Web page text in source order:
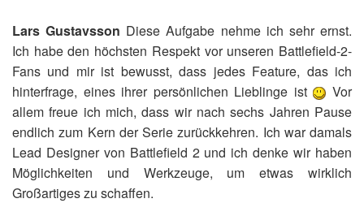
Lars Gustavsson Diese Aufgabe nehme ich sehr ernst.
Ich habe den höchsten Respekt vor unseren Battlefield-2-
Fans und mir ist bewusst, dass jedes Feature, das ich
hinterfrage, eines ihrer persönlichen Lieblinge ist
Vor
allem freue ich mich, dass wir nach sechs Jahren Pause
endlich zum Kern der Serie zurückkehren. Ich war damals
Lead Designer von Battlefield 2 und ich denke wir haben
Möglichkeiten und Werkzeuge, um etwas wirklich
Großartiges zu schaffen.